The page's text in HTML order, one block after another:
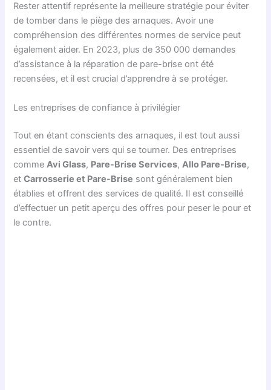
Rester attentif représente la meilleure stratégie pour éviter
de tomber dans le piège des arnaques. Avoir une
compréhension des différentes normes de service peut
également aider. En 2023, plus de 350 000 demandes
d’assistance à la réparation de pare-brise ont été
recensées, et il est crucial d’apprendre à se protéger.
Les entreprises de confiance à privilégier
Tout en étant conscients des arnaques, il est tout aussi
essentiel de savoir vers qui se tourner. Des entreprises
comme Avi Glass, Pare-Brise Services, Allo Pare-Brise,
etCarrosserie et Pare-Brise sont généralement bien
établies et offrent des services de qualité. Il est conseillé
d’effectuer un petit aperçu des offres pour peser le pour et
le contre.